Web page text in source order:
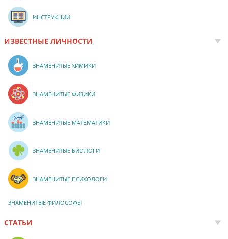
ИНСТРУКЦИИ
ИЗВЕСТНЫЕ ЛИЧНОСТИ
ЗНАМЕНИТЫЕ ХИМИКИ
ЗНАМЕНИТЫЕ ФИЗИКИ
ЗНАМЕНИТЫЕ МАТЕМАТИКИ
ЗНАМЕНИТЫЕ БИОЛОГИ
ЗНАМЕНИТЫЕ ПСИХОЛОГИ
ЗНАМЕНИТЫЕ ФИЛОСОФЫ
СТАТЬИ